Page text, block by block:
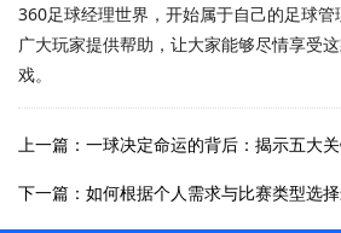
360足球经理世界，开始属于自己的足球
广大玩家提供帮助，让大家能够尽情享受
戏。
上一篇：一球决定命运的背后：揭示五大